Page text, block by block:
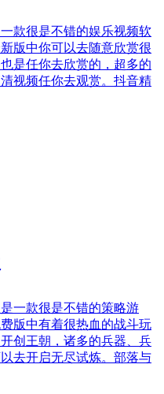
款很是不错的娱乐视频软
版中你可以去随意欣赏很
是任你去欣赏的，超多的
视频任你去观赏。抖音精
一款很是不错的策略游
版中有着很热血的战斗玩
创王朝，诸多的兵器、兵
去开启无尽试炼。部落与